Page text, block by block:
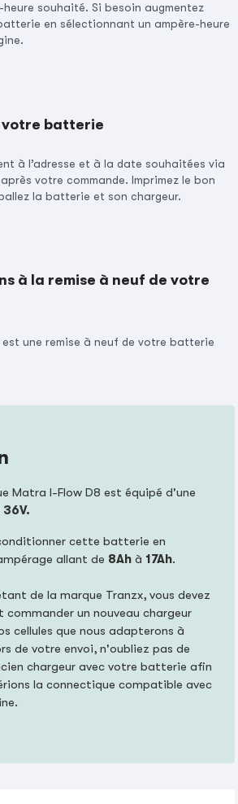
heure souhaité. Si besoin augmentez
en sélectionnant un ampère-heure
votre batterie
à l’adresse et à la date souhaitées via
votre commande. Imprimez le bon
la batterie et son chargeur.
à la remise à neuf de votre
une remise à neuf de votre batterie
Matra I-Flow D8 est équipé d'une
36V.
cette batterie en
allant de 8Ah à 17Ah.
de la marque Tranzx, vous devez
un nouveau chargeur
cellules que nous adapterons à
de votre envoi, n'oubliez pas de
chargeur avec votre batterie afin
la connectique compatible avec